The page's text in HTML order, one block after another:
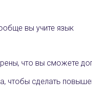
вы учите язык
что вы сможете
чтобы сделать